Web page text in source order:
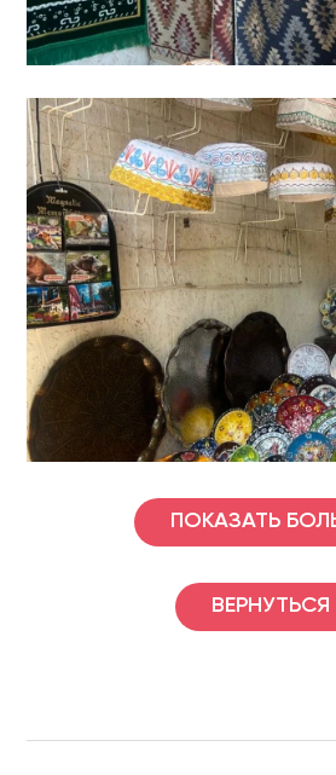
ПОКАЗАТЬ
ВЕРНУТЬСЯ